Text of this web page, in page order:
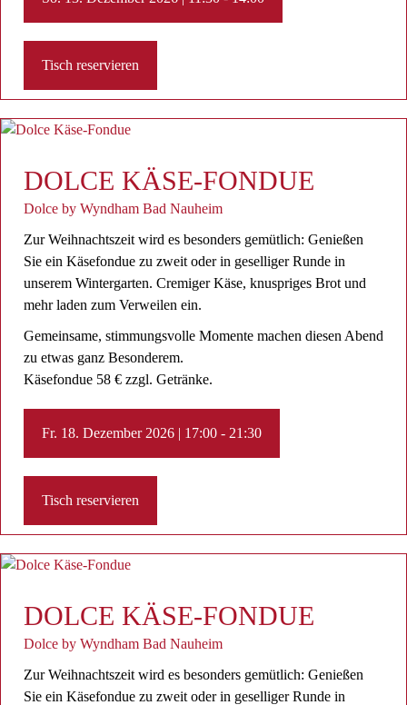
Tisch reservieren
DOLCE KÄSE-FONDUE
Dolce by Wyndham Bad Nauheim
Zur Weihnachtszeit wird es besonders gemütlich: Genießen
Sie ein Käsefondue zu zweit oder in geselliger Runde in
unserem Wintergarten. Cremiger Käse, knuspriges Brot und
mehr laden zum Verweilen ein.
Gemeinsame, stimmungsvolle Momente machen diesen Abend
zu etwas ganz Besonderem.
Käsefondue 58 € zzgl. Getränke.
Fr. 18. Dezember 2026 | 17:00 - 21:30
Tisch reservieren
DOLCE KÄSE-FONDUE
Dolce by Wyndham Bad Nauheim
Zur Weihnachtszeit wird es besonders gemütlich: Genießen
Sie ein Käsefondue zu zweit oder in geselliger Runde in